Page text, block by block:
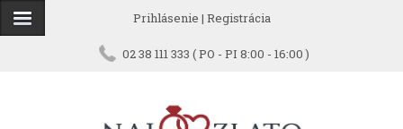
Prihlásenie | Registrácia
02 38 111 333 ( PO - PI 8:00 - 16:00 )